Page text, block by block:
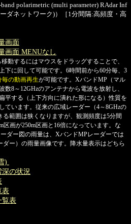
polarimetric (multi parameter) RAdar Inf
ダネットワーク)）［1分間隔:高頻度・高
画面
画面 MENUなし
動するにはマウスをドラッグすることで、
下に回して可能です。6時間前から60分毎、3
毎の動画再生が可能です。XバンドMP（マル
8～12GHzのアンテナから電波を放射し、
平する（上下方向に潰れた形になる）性質を
ています。従来の広域レーダー（4～8GHzの
範囲は狭くなりますが、観測頻度は5分間
画が250m区画と16倍になっています。な
ダー図の雨量は、XバンドMPレーダーでは
ー）の雨量画像です。降水量表示はどちら
)
の状況
表
覧表